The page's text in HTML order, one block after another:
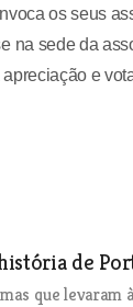
os seus
na sede da
e
de
que levaram